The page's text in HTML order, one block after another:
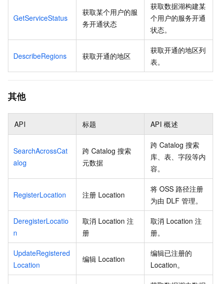
GetServiceStatus
获取某个用户的服
务开通状态
获取数据湖构建某
个用户的服务开通
状态。
DescribeRegions 获取开通的地区
获取开通的地区列
表。
其他
API 标题 API 概述
SearchAcrossCat
alog
跨 Catalog 搜索
元数据
跨 Catalog 搜索
库、表、字段等内
容。
RegisterLocation 注册 Location
将 OSS 路径注册
为由 DLF 管理。
DeregisterLocatio
n
取消 Location 注
册
取消 Location 注
册。
UpdateRegistered
Location
编辑 Location
编辑已注册的
Location。